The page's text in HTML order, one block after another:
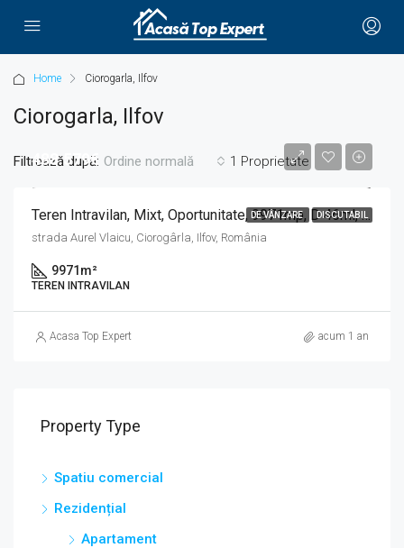
Home Ciorogarla, Ilfov
Ciorogarla, Ilfov
1 Proprietate
Filtrează după: Ordine normală
DE VÂNZARE DISCUTABIL
488.579€
Teren Intravilan, Mixt, Oportunitate, 9971mp, D 46ml, Ciorogarla, Ilfov, Str Aurel Vlaicu
strada Aurel Vlaicu, Ciorogârla, Ilfov, România
9971 m²
TEREN INTRAVILAN
Acasa Top Expert acum 1 an
Property Type
Spatiu comercial
Rezidențial
Apartament